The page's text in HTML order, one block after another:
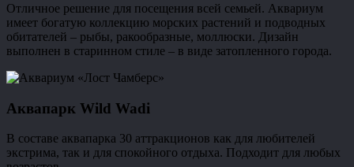
Отличное решение для посещения всей семьей. Аквариум
имеет богатую коллекцию морских растений и подводных
обитателей – рыбы, ракообразные, моллюски. Дизайн
выполнен в старинном стиле – в виде затопленного города.
Аквапарк Wild Wadi
В составе аквапарка 30 аттракционов как для любителей
экстрима, так и для спокойного отдыха. Подходит для любых